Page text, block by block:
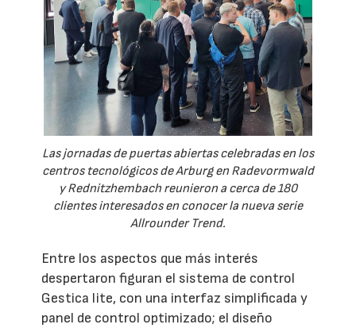
Las jornadas de puertas abiertas celebradas en los
centros tecnológicos de Arburg en Radevormwald
y Rednitzhembach reunieron a cerca de 180
clientes interesados en conocer la nueva serie
Allrounder Trend.
Entre los aspectos que más interés
despertaron figuran el sistema de control
Gestica lite, con una interfaz simplificada y
panel de control optimizado; el diseño